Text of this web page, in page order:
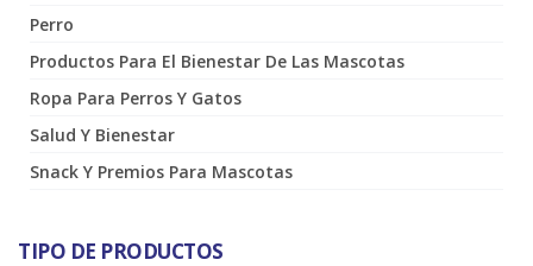
Perro
Productos Para El Bienestar De Las Mascotas
Ropa Para Perros Y Gatos
Salud Y Bienestar
Snack Y Premios Para Mascotas
TIPO DE PRODUCTOS